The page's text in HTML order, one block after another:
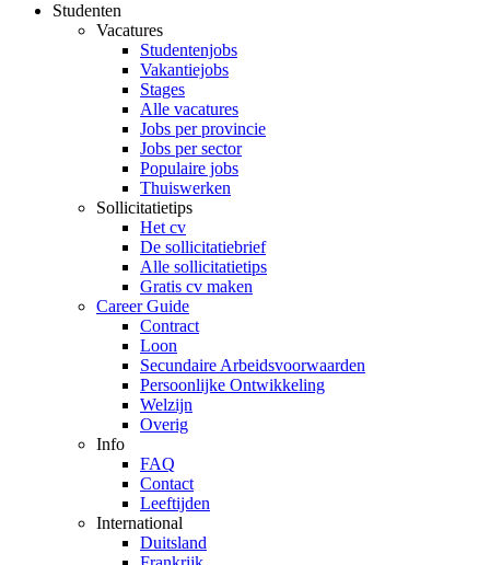
Studenten
Vacatures
Studentenjobs
Vakantiejobs
Stages
Alle vacatures
Jobs per provincie
Jobs per sector
Populaire jobs
Thuiswerken
Sollicitatietips
Het cv
De sollicitatiebrief
Alle sollicitatietips
Gratis cv maken
Career Guide
Contract
Loon
Secundaire Arbeidsvoorwaarden
Persoonlijke Ontwikkeling
Welzijn
Overig
Info
FAQ
Contact
Leeftijden
International
Duitsland